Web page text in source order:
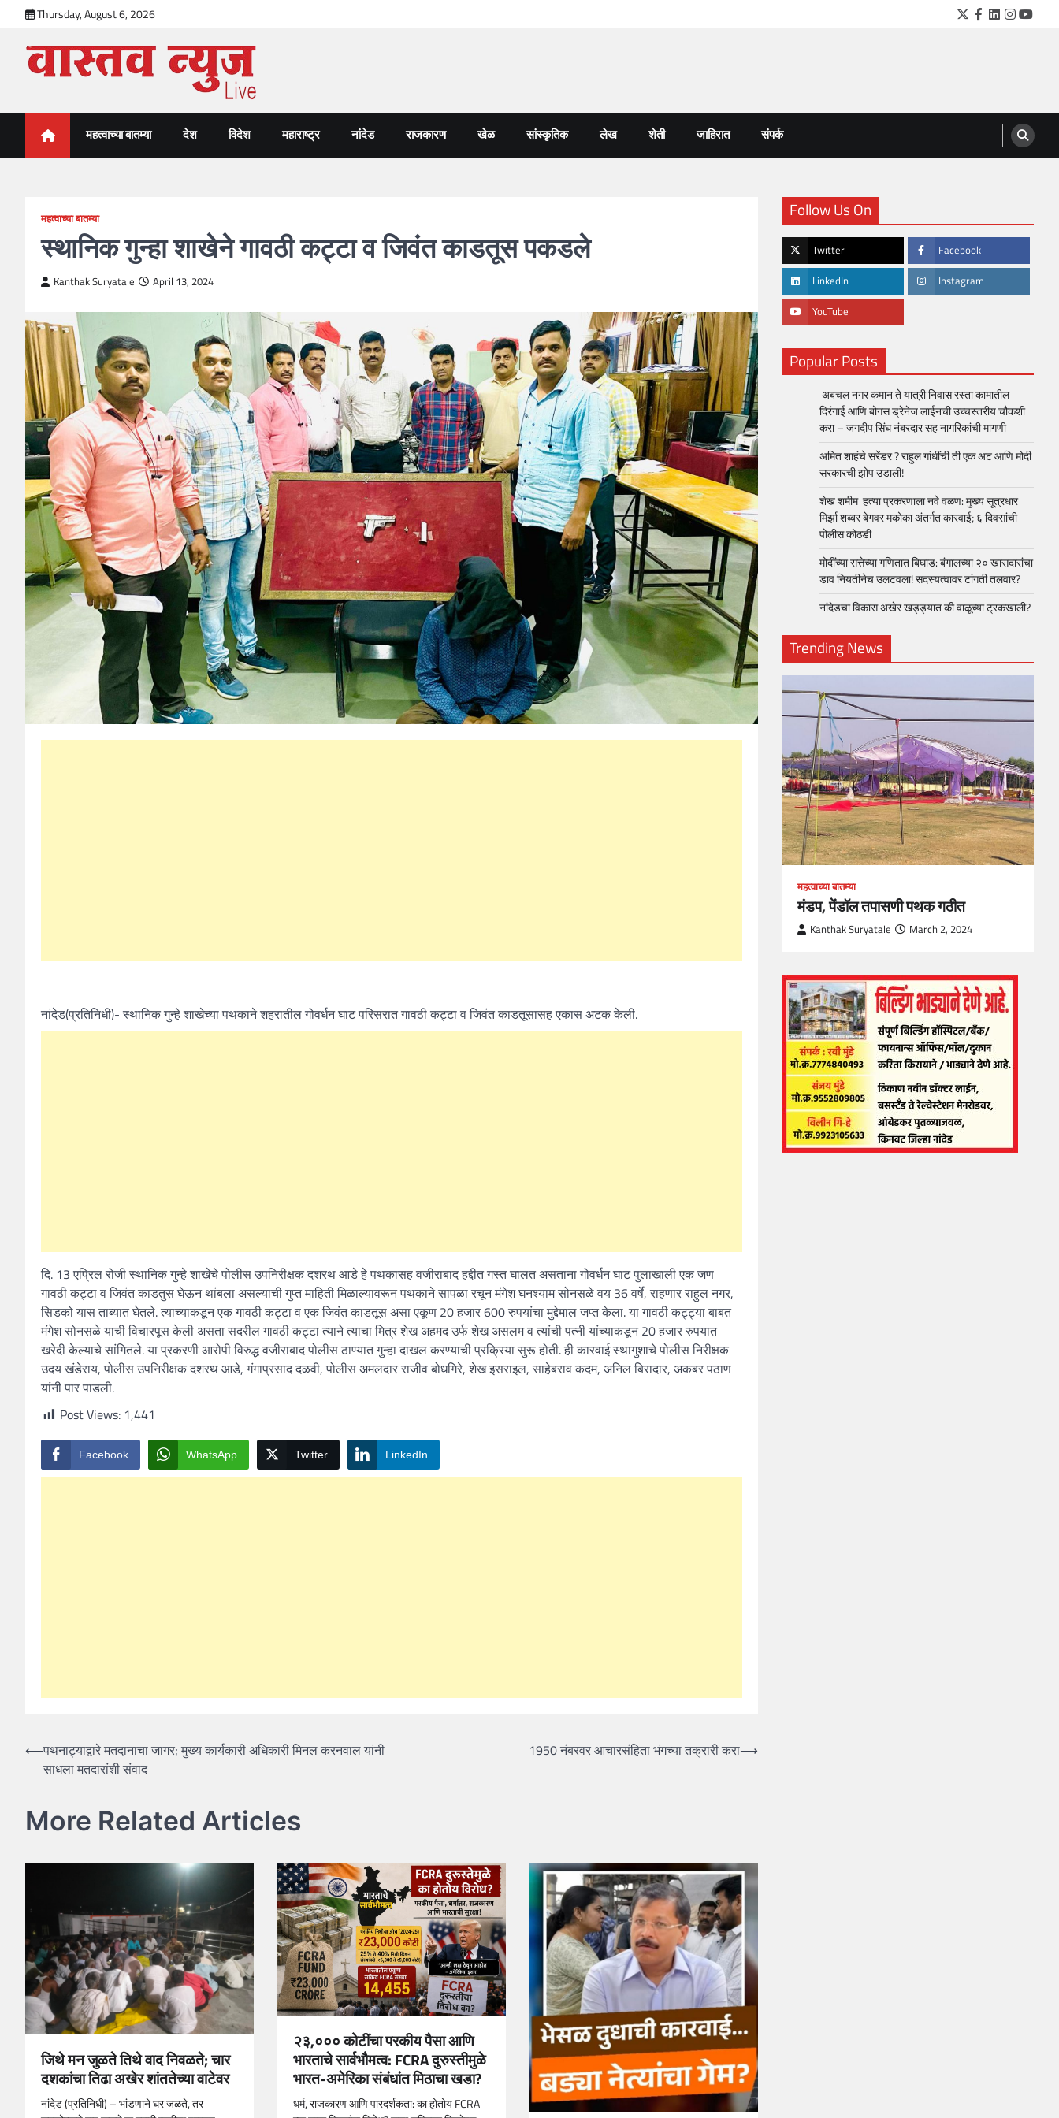
content
Thursday, August 6, 2026 Twitter
Facebook
LinkedIn
VastavNEWSLive.com
महत्वाच्या बातम्या देश विदेश महाराष्ट्र नांदेड राजकारण खेळ सांस्कृतिक लेख शेती जाहिरात संपर्क
महत्वाच्या बातम्या
स्थानिक गुन्हा शाखेने गावठी कट्टा व जिवंत काडतूस पकडले
Kanthak Suryatale April 13, 2024
नांदेड(प्रतिनिधी)- स्थानिक गुन्हे शाखेच्या पथकाने शहरातील गोवर्धन घाट परिसरात गावठी कट्टा व जिवंत काडतूसासह एकास अटक केली.
दि. 13 एप्रिल रोजी स्थानिक गुन्हे शाखेचे पोलीस उपनिरीक्षक दशरथ आडे हे पथकासह वजीराबाद हद्दीत गस्त घालत असताना गोवर्धन घाट पुलाखाली एक जण
गावठी कट्टा व जिवंत काडतुस घेऊन थांबला असल्याची गुप्त माहिती मिळाल्यावरून पथकाने सापळा रचून मंगेश घनश्याम सोनसळे वय 36 वर्षे, राहणार राहुल नगर,
सिडको यास ताब्यात घेतले. त्याच्याकडून एक गावठी कट्टा व एक जिवंत काडतूस असा एकूण 20 हजार 600 रुपयांचा मुद्देमाल जप्त केला. या गावठी कट्ट्या बाबत
मंगेश सोनसळे याची विचारपूस केली असता सदरील गावठी कट्टा त्याने त्याचा मित्र शेख अहमद उर्फ शेख असलम व त्यांची पत्नी यांच्याकडून 20 हजार रुपयात
खरेदी केल्याचे सांगितले. या प्रकरणी आरोपी विरुद्ध वजीराबाद पोलीस ठाण्यात गुन्हा दाखल करण्याची प्रक्रिया सुरू होती. ही कारवाई स्थागुशाचे पोलीस निरीक्षक
उदय खंडेराय, पोलीस उपनिरीक्षक दशरथ आडे, गंगाप्रसाद दळवी, पोलीस अमलदार राजीव बोधगिरे, शेख इसराइल, साहेबराव कदम, अनिल बिरादार, अकबर पठाण
यांनी पार पाडली.
Post Views: 1,441
Facebook WhatsApp Twitter LinkedIn
Post
navigation
⟵पथनाट्याद्वारे मतदानाचा जागर; मुख्य कार्यकारी अधिकारी मिनल करनवाल यांनी
साधला मतदारांशी संवाद
1950 नंबरवर आचारसंहिता भंगच्‍या तक्रारी करा⟶
More Related Articles
जिथे मन जुळते तिथे वाद निवळते; चार
दशकांचा तिढा अखेर शांततेच्या वाटेवर
नांदेड (प्रतिनिधी) – भांडणाने घर जळते, तर
२३,००० कोटींचा परकीय पैसा आणि
भारताचे सार्वभौमत्व: FCRA दुरुस्तीमुळे
भारत-अमेरिका संबंधांत मिठाचा खडा?
धर्म, राजकारण आणि पारदर्शकता: का होतोय FCRA
Follow Us On
Twitter Facebook
LinkedIn Instagram
YouTube
Popular Posts
अबचल नगर कमान ते यात्री निवास रस्ता कामातील
दिरंगाई आणि बोगस ड्रेनेज लाईनची उच्चस्तरीय चौकशी
करा – जगदीप सिंघ नंबरदार सह नागरिकांची मागणी
अमित शाहंचे सरेंडर ? राहुल गांधींची ती एक अट आणि मोदी
सरकारची झोप उडाली!
शेख शमीम हत्या प्रकरणाला नवे वळण: मुख्य सूत्रधार
मिर्झा शब्बर बेगवर मकोका अंतर्गत कारवाई; ६ दिवसांची
पोलीस कोठडी
मोदींच्या सत्तेच्या गणितात बिघाड: बंगालच्या २० खासदारांचा
डाव नियतीनेच उलटवला! सदस्यत्वावर टांगती तलवार?
नांदेडचा विकास अखेर खड्ड्यात की वाळूच्या ट्रकखाली?
Trending News
महत्वाच्या बातम्या
What Is a Front-End Developer?
How to Become One, Salary, Skills
महत्वाच्या बातम्या
मंडप, पेंडॉल तपासणी पथक गठीत
Kanthak Suryatale March 2, 2024